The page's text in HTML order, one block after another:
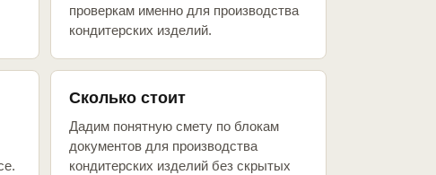
проверкам именно для производства
кондитерских изделий.
Сколько стоит
Дадим понятную смету по блокам
документов для производства
кондитерских изделий без скрытых